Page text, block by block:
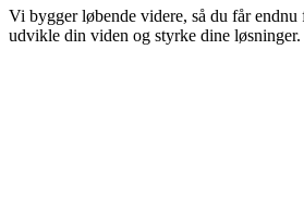
Vi bygger løbende videre, så du får
udvikle din viden og styrke dine løsninger.